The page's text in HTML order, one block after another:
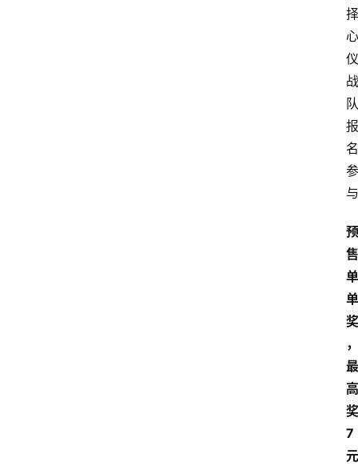
择
心
仪
战
队
报
名
参
与
预
售
单
单
奖
，
最
高
奖
7
元